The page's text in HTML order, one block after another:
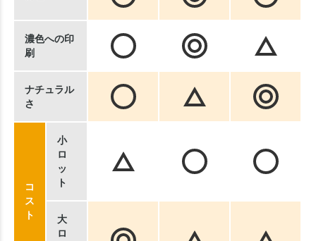
濃色への印
刷
ナチュラル
さ
コ
ス
ト
小
ロ
ッ
ト
大
ロ